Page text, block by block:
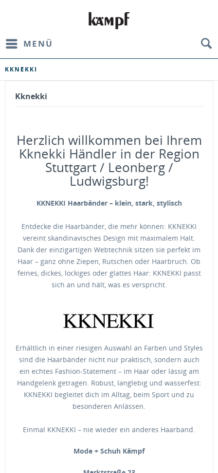
MENÜ
KKNEKKI
Kknekki
Herzlich willkommen bei Ihrem
Kknekki Händler in der Region
Stuttgart / Leonberg /
Ludwigsburg!
KKNEKKI Haarbänder – klein, stark, stylisch
Entdecke die Haarbänder, die mehr können: KKNEKKI
vereint skandinavisches Design mit maximalem Halt.
Dank der einzigartigen Webtechnik sitzen sie perfekt im
Haar – ganz ohne Ziepen, Rutschen oder Haarbruch. Ob
feines, dickes, lockiges oder glattes Haar: KKNEKKI passt
sich an und hält, was es verspricht.
Erhältlich in einer riesigen Auswahl an Farben und Styles
sind die Haarbänder nicht nur praktisch, sondern auch
ein echtes Fashion-Statement – im Haar oder lässig am
Handgelenk getragen. Robust, langlebig und wasserfest:
KKNEKKI begleitet dich im Alltag, beim Sport und zu
besonderen Anlässen.
Einmal KKNEKKI – nie wieder ein anderes Haarband.
Mode + Schuh Kämpf